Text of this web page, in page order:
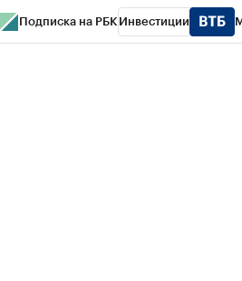
Подписка на РБК Инвестиции